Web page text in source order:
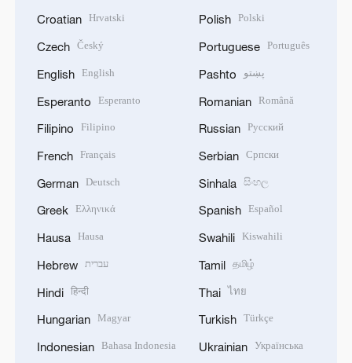
Croatian Hrvatski
Czech Český
English English
Esperanto Esperanto
Filipino Filipino
French Français
German Deutsch
Greek Ελληνικά
Hausa Hausa
Hebrew עברית
Hindi हिन्दी
Hungarian Magyar
Indonesian Bahasa Indonesia
Polish Polski
Portuguese Português
Pashto پښتو
Romanian Română
Russian Русский
Serbian Српски
Sinhala සිංහල
Spanish Español
Swahili Kiswahili
Tamil தமிழ்
Thai ไทย
Turkish Türkçe
Ukrainian Українська